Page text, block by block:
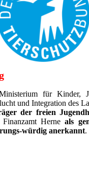
für Kinder,
und Integration des
der freien
Finanzamt Herneals
würdig anerkannt.